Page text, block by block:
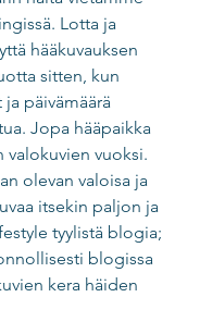
Lotta ja
hääkuvauksen
sitten, kun
päivämäärä
Jopa hääpaikka
vuoksi.
olevan valoisa ja
itsekin paljon ja
tyylistä blogia;
blogissa
kera häiden